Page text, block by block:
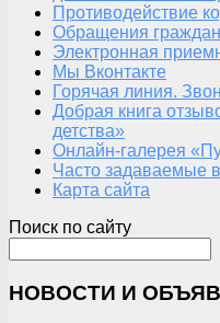
Противодействие
Обращения граждан
Электронная
Мы Вконтакте
Горячая линия.
Добрая книга
детства»
Онлайн-галерея
Часто задаваемые
Карта сайта
Поиск по сайту
НОВОСТИ И